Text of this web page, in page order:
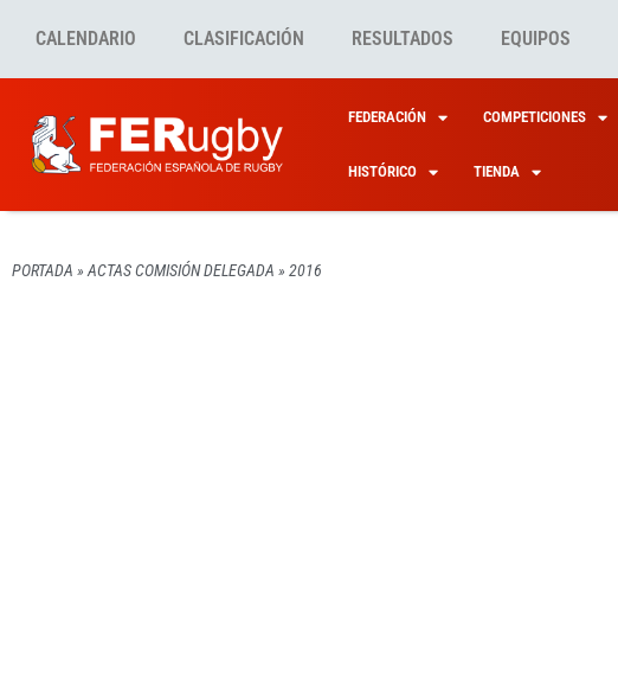
CALENDARIO CLASIFICACIÓN RESULTADOS EQUIPOS
FEDERACIÓN COMPETICIONES
HISTÓRICO TIENDA
PORTADA » ACTAS COMISIÓN DELEGADA » 2016